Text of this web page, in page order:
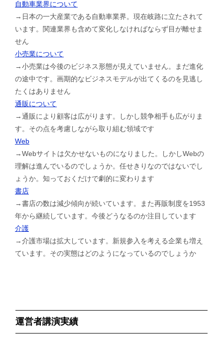
自動車業界について
→日本の一大産業である自動車業界。現在岐路に立たされて
います。関連業界も含めて変化しなければならず目が離せま
せん
小売業について
→小売業は今後のビジネス形態が見えていません。まだ進化
の途中です。画期的なビジネスモデルが出てくるのを見逃し
たくはありません
通販について
→通販により顧客は広がります。しかし競争相手も広がりま
す。その点を考慮しながら取り組む領域です
Web
→Webサイトは欠かせないものになりました。しかしWebの
理解は進んでいるのでしょうか。任せきりなのではないでし
ょうか。知っておくだけで劇的に変わります
書店
→書店の数は減少傾向が続いています。また再販制度を1953
年から継続しています。今後どうなるのか注目しています
介護
→介護市場は拡大しています。新規参入を考える企業も増え
ています。その実態はどのようになっているのでしょうか
運営者講演実績